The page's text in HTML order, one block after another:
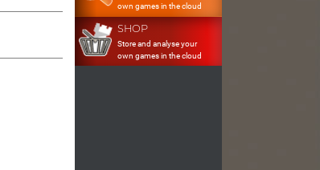
own games in the cloud
SHOP
Store and analyse your
own games in the cloud